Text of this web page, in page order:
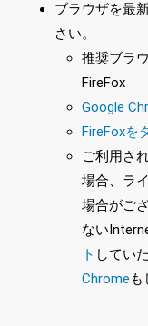
ブラウザを最
さい。
推奨ブラ
FireFox
Google
FireFoxを
ご利用さ
場合、ラ
場合がご
ない
ト してい
Chromeも